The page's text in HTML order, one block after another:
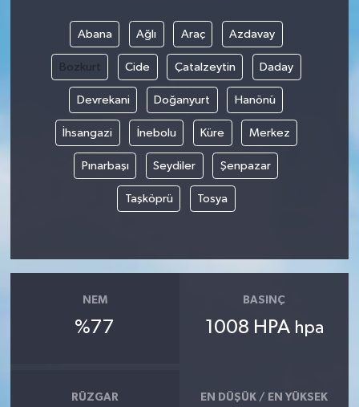
Abana Ağlı Araç Azdavay
Bozkurt Cide Çatalzeytin Daday
Devrekani Doğanyurt Hanönü
İhsangazi İnebolu Küre Merkez
Pınarbaşı Seydiler Şenpazar
Taşköprü Tosya
NEM
%77
BASINÇ
1008 HPA hpa
RÜZGAR EN DÜŞÜK / EN YÜKSEK
Yaşam
Yurttan